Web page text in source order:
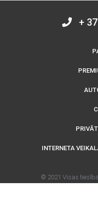
+
INTERNETA
© 2021 Visas